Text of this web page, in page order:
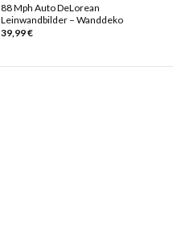
88 Mph Auto DeLorean
Leinwandbilder – Wanddeko
39,99€